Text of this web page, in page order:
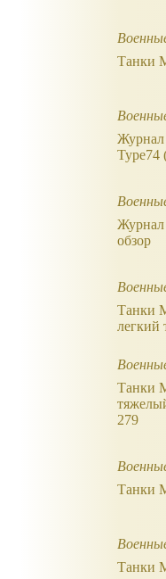
Танки
Type74
обзор
Танки
легкий
Танки
279
Танки
Танки